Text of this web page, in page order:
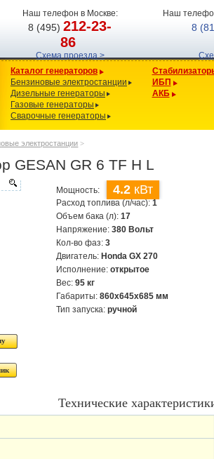
Наш телефон в Москве:
8 (495)212-23-
86
Схема проезда >
Наш
8
Каталог генераторов
Бензиновые электростанции
Дизельные генераторы
Газовые генераторы
Сварочные генераторы
ИБП
АКБ
электростанции >
GESAN GR 6 TF H L
Мощность: 4.2 кВт
Расход топлива (л/час):1
Объем бака (л):17
Напряжение:380 Вольт
Кол-во фаз:3
Двигатель: Honda GX 270
Исполнение:открытое
Вес:95 кг
Габариты:860x645x685 мм
Тип запуска:ручной
Технические